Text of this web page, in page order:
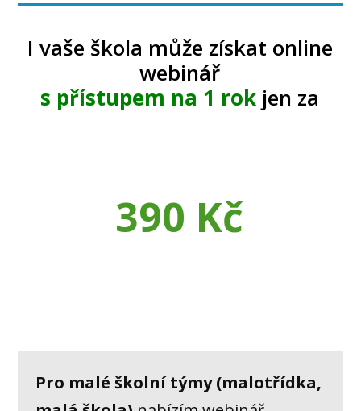
I vaše škola může získat online
webinář
s přístupem na 1 rok jen za
390 Kč
Pro malé školní týmy (malotřídka,